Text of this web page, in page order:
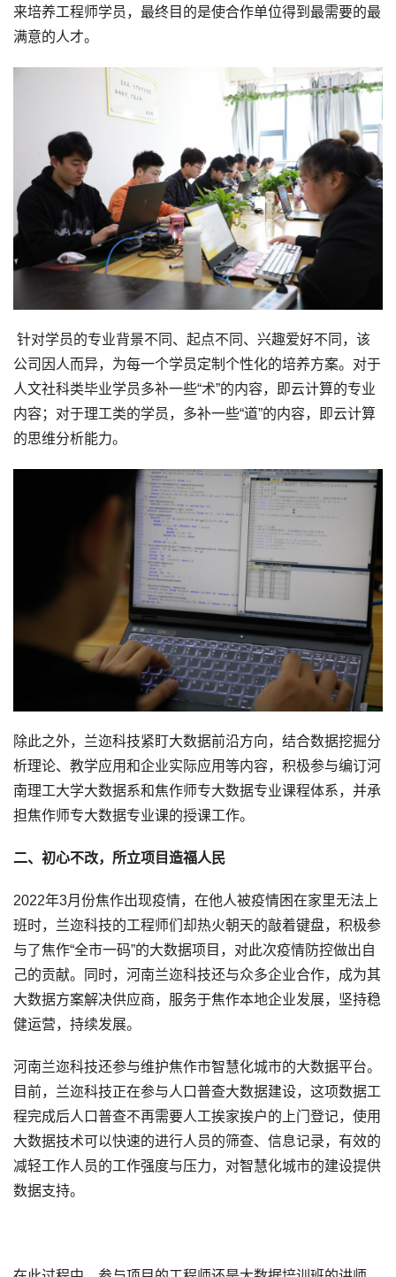
来培养工程师学员，最终目的是使合作单位得到最需要的最
满意的人才。
针对学员的专业背景不同、起点不同、兴趣爱好不同，该
公司因人而异，为每一个学员定制个性化的培养方案。对于
人文社科类毕业学员多补一些“术”的内容，即云计算的专业
内容；对于理工类的学员，多补一些“道”的内容，即云计算
的思维分析能力。
除此之外，兰迩科技紧盯大数据前沿方向，结合数据挖掘分
析理论、教学应用和企业实际应用等内容，积极参与编订河
南理工大学大数据系和焦作师专大数据专业课程体系，并承
担焦作师专大数据专业课的授课工作。
二、初心不改，所立项目造福人民
2022年3月份焦作出现疫情，在他人被疫情困在家里无法上
班时，兰迩科技的工程师们却热火朝天的敲着键盘，积极参
与了焦作“全市一码”的大数据项目，对此次疫情防控做出自
己的贡献。同时，河南兰迩科技还与众多企业合作，成为其
大数据方案解决供应商，服务于焦作本地企业发展，坚持稳
健运营，持续发展。
河南兰迩科技还参与维护焦作市智慧化城市的大数据平台。
目前，兰迩科技正在参与人口普查大数据建设，这项数据工
程完成后人口普查不再需要人工挨家挨户的上门登记，使用
大数据技术可以快速的进行人员的筛查、信息记录，有效的
减轻工作人员的工作强度与压力，对智慧化城市的建设提供
数据支持。